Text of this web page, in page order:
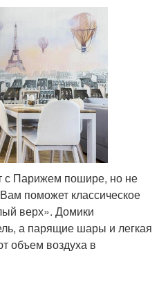
с Парижем пошире, но не
поможет классическое
верх». Домики
а парящие шары и легкая
объем воздуха в